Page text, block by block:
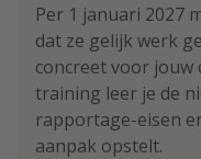
Per 1 januari 2027
dat ze gelijk werk
concreet voor jouw
training leer je de
rapportage-eisen
aanpak opstelt.